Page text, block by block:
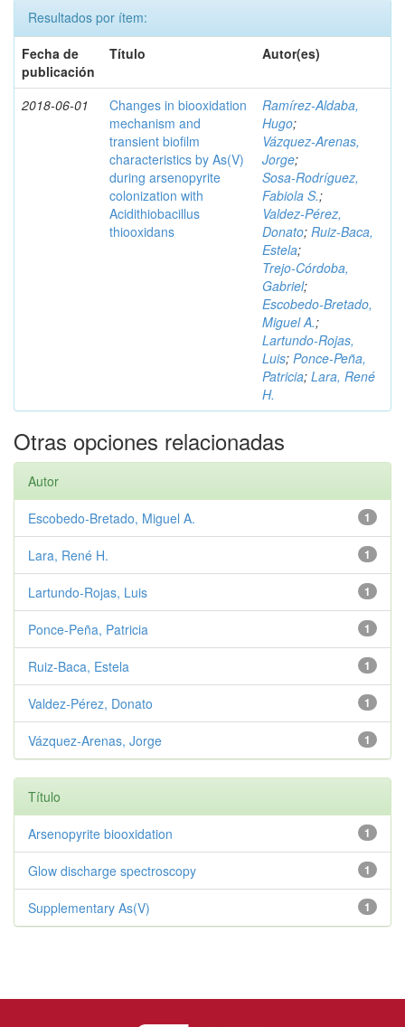
Resultados por ítem:
Fecha de
publicación
Título Autor(es)
2018-06-01
Changes in biooxidation
mechanism and
transient biofilm
characteristics by As(V)
during arsenopyrite
colonization with
Acidithiobacillus
thiooxidans
Ramírez‑Aldaba,
Hugo;
Vázquez‑Arenas,
Jorge;
Sosa‑Rodríguez,
Fabiola S.;
Valdez‑Pérez,
Donato; Ruiz‑Baca,
Estela;
Trejo‑Córdoba,
Gabriel;
Escobedo‑Bretado,
Miguel A.;
Lartundo‑Rojas,
Luis; Ponce‑Peña,
Patricia; Lara, René
H.
Otras opciones relacionadas
Autor
1
Escobedo‑Bretado, Miguel A.
1
Lara, René H.
1
Lartundo‑Rojas, Luis
1
Ponce‑Peña, Patricia
1
Ruiz‑Baca, Estela
1
Valdez‑Pérez, Donato
1
Vázquez‑Arenas, Jorge
Título
1
Arsenopyrite biooxidation
1
Glow discharge spectroscopy
1
Supplementary As(V)